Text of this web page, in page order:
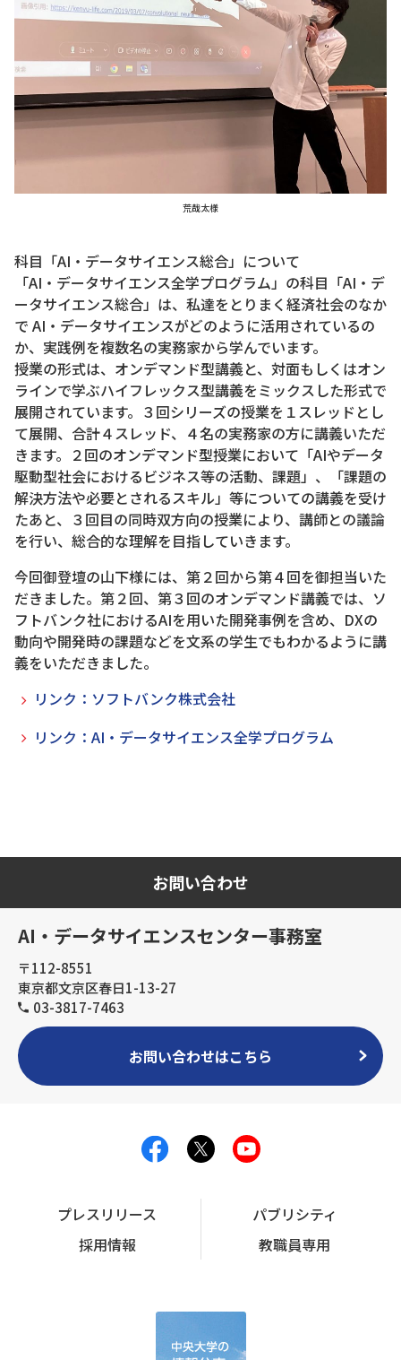
荒哉太様
科目「AI・データサイエンス総合」について
「AI・データサイエンス全学プログラム」の科目「AI・デ
ータサイエンス総合」は、私達をとりまく経済社会のなか
で AI・データサイエンスがどのように活用されているの
か、実践例を複数名の実務家から学んでいます。
授業の形式は、オンデマンド型講義と、対面もしくはオン
ラインで学ぶハイフレックス型講義をミックスした形式で
展開されています。３回シリーズの授業を１スレッドとし
て展開、合計４スレッド、４名の実務家の方に講義いただ
きます。２回のオンデマンド型授業において「AIやデータ
駆動型社会におけるビジネス等の活動、課題」、「課題の
解決方法や必要とされるスキル」等についての講義を受け
たあと、３回目の同時双方向の授業により、講師との議論
を行い、総合的な理解を目指していきます。
今回御登壇の山下様には、第２回から第４回を御担当いた
だきました。第２回、第３回のオンデマンド講義では、ソ
フトバンク社におけるAIを用いた開発事例を含め、DXの
動向や開発時の課題などを文系の学生でもわかるように講
義をいただきました。
リンク：ソフトバンク株式会社
リンク：AI・データサイエンス全学プログラム
お問い合わせ
AI・データサイエンスセンター事務室
〒112-8551
東京都文京区春日1-13-27
03-3817-7463
お問い合わせはこちら
プレスリリース
パブリシティ
採用情報
教職員専用